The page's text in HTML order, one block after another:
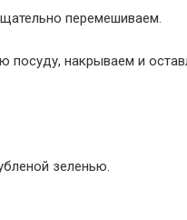
перемешиваем.
накрываем и
зеленью.